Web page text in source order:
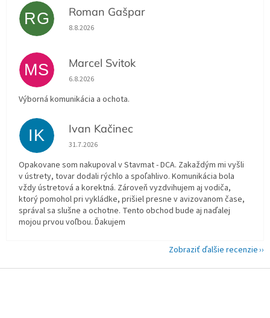
RG Roman Gašpar
Hodnotenie obchodu je 5 z 5 hviezdičiek.
8.8.2026
MS Marcel Svitok
Hodnotenie obchodu je 5 z 5 hviezdičiek.
6.8.2026
Výborná komunikácia a ochota.
IK Ivan Kačinec
Hodnotenie obchodu je 5 z 5 hviezdičiek.
31.7.2026
Opakovane som nakupoval v Stavmat - DCA. Zakaždým mi vyšli
v ústrety, tovar dodali rýchlo a spoľahlivo. Komunikácia bola
vždy ústretová a korektná. Zároveň vyzdvihujem aj vodiča,
ktorý pomohol pri vykládke, prišiel presne v avizovanom čase,
správal sa slušne a ochotne. Tento obchod bude aj naďalej
mojou prvou voľbou. Ďakujem
Zobraziť ďalšie recenzie